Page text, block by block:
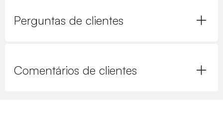
Perguntas de clientes
Comentários de clientes